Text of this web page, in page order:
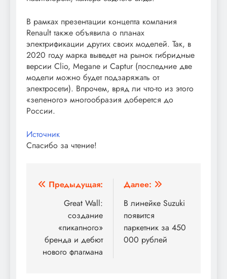
В рамках презентации концепта компания
Renault также объявила о планах
электрификации других своих моделей. Так, в
2020 году марка выведет на рынок гибридные
версии Clio, Megane и Captur (последние две
модели можно будет подзаряжать от
электросети). Впрочем, вряд ли что-то из этого
«зеленого» многообразия доберется до
России.
Источник
Спасибо за чтение!
Навигация
записям
Предыдущая:
Great Wall:
создание
«пикапного»
бренда и дебют
нового флагмана
Далее:
В линейке Suzuki
появится
паркетник за 450
000 рублей